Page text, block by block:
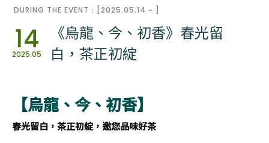
DURING THE EVENT：[2025.05.14 ~ ]
14
2025.05
《烏龍、今、初香》春光留
白，茶正初綻
【烏龍、今、初香】
春光留白，茶正初綻，邀您品味好茶